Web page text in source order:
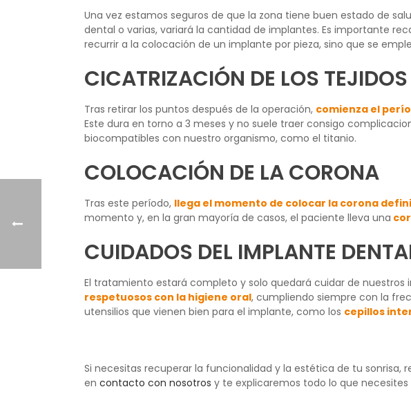
Una vez estamos seguros de que la zona tiene buen estado de
dental o varias, variará la cantidad de implantes. Es importante
recurrir a la colocación de un implante por pieza, sino que se
CICATRIZACIÓN DE LOS TEJIDOS
Tras retirar los puntos después de la operación, comienza el
Este dura en torno a 3 meses y no suele traer consigo
biocompatibles con nuestro organismo, como el titanio.
COLOCACIÓN DE LA CORONA
Tras este período, llega el momento de colocar la corona
momento y, en la gran mayoría de casos, el paciente lleva una
CUIDADOS DEL IMPLANTE
El tratamiento estará completo y solo quedará cuidar de
respetuosos con la higiene oral, cumpliendo siempre con la
utensilios que vienen bien para el implante, como los cepillos
Si necesitas recuperar la funcionalidad y la estética de tu
en contacto con nosotros y te explicaremos todo lo que necesites